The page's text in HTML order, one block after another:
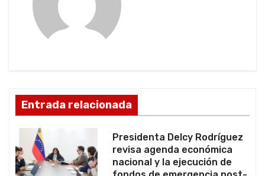
e
e
n
t
Entrada relacionada
Presidenta Delcy Rodríguez
revisa agenda económica
nacional y la ejecución de